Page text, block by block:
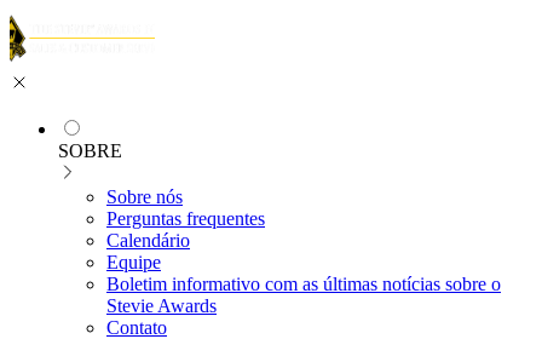
SOBRE
Sobre nós
Perguntas frequentes
Calendário
Equipe
Boletim informativo com as últimas notícias sobre o
Stevie Awards
Contato